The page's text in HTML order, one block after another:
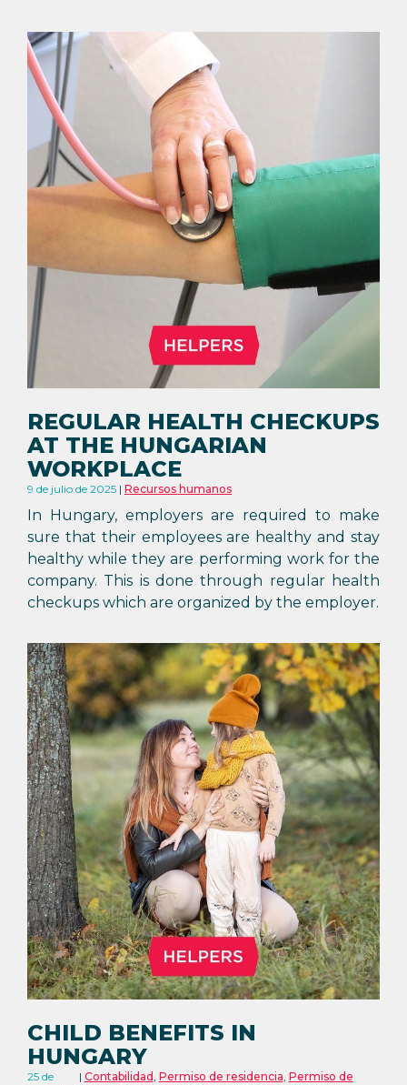
REGULAR HEALTH CHECKUPS
AT THE HUNGARIAN
WORKPLACE
9 de julio de 2025 Recursos humanos
In Hungary, employers are required to make
sure that their employees are healthy and stay
healthy while they are performing work for the
company. This is done through regular health
checkups which are organized by the employer.
CHILD BENEFITS IN
HUNGARY
25 de
Contabilidad, Permiso de residencia, Permiso de